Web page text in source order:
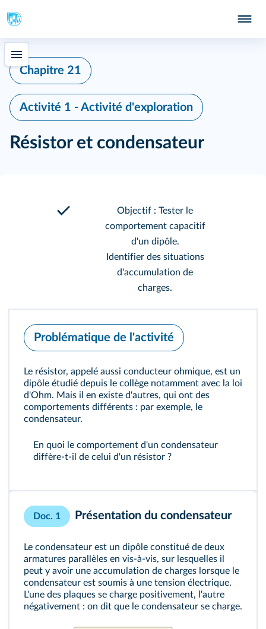
Chapitre 21
Activité 1 - Activité d'exploration
Résistor et condensateur
Objectif : Tester le
comportement capacitif
d'un dipôle.
Identifier des situations
d'accumulation de
charges.
Problématique de l'activité
Le résistor, appelé aussi conducteur ohmique, est un
dipôle étudié depuis le collège notamment avec la loi
d'Ohm. Mais il en existe d'autres, qui ont des
comportements différents : par exemple, le
condensateur.
En quoi le comportement d'un condensateur
diffère‑t‑il de celui d'un résistor ?
Doc. 1 Présentation du condensateur
Le condensateur est un dipôle constitué de deux
armatures parallèles en vis‑à‑vis, sur lesquelles il
peut y avoir une accumulation de charges lorsque le
condensateur est soumis à une tension électrique.
L'une des plaques se charge positivement, l'autre
négativement : on dit que le condensateur se charge.